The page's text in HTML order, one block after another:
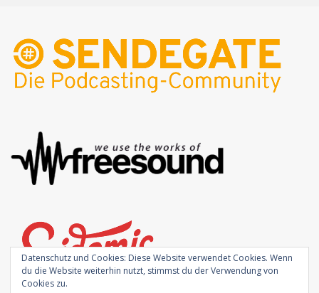
Datenschutz und Cookies: Diese Website verwendet Cookies. Wenn
du die Website weiterhin nutzt, stimmst du der Verwendung von
Cookies zu.